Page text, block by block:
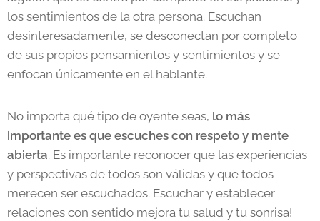
los sentimientos de la otra persona. Escuchan
desinteresadamente, se desconectan por completo
de sus propios pensamientos y sentimientos y se
enfocan únicamente en el hablante.
No importa qué tipo de oyente seas, lo más
importante es que escuches con respeto y mente
abierta. Es importante reconocer que las experiencias
y perspectivas de todos son válidas y que todos
merecen ser escuchados. Escuchar y establecer
relaciones con sentido mejora tu salud y tu sonrisa!